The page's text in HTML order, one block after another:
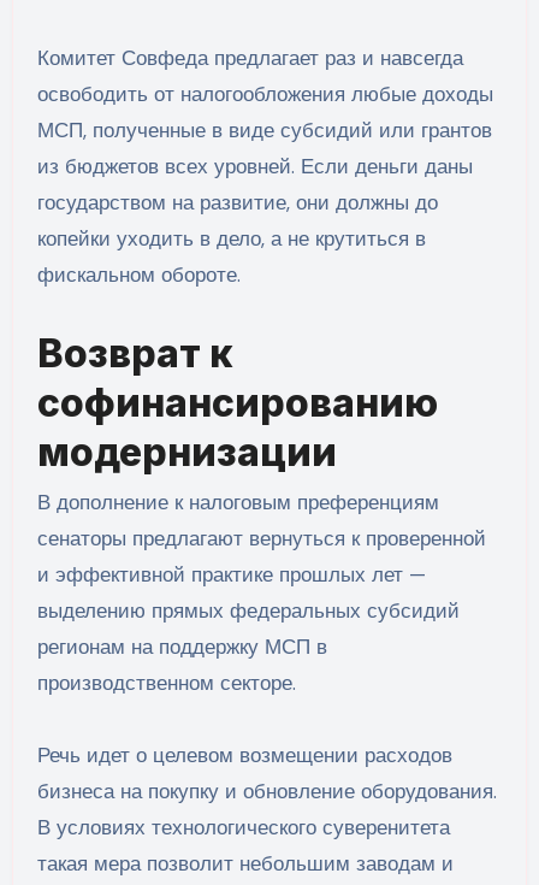
Комитет Совфеда предлагает раз и навсегда
освободить от налогообложения любые доходы
МСП, полученные в виде субсидий или грантов
из бюджетов всех уровней. Если деньги даны
государством на развитие, они должны до
копейки уходить в дело, а не крутиться в
фискальном обороте.
Возврат к
софинансированию
модернизации
В дополнение к налоговым преференциям
сенаторы предлагают вернуться к проверенной
и эффективной практике прошлых лет —
выделению прямых федеральных субсидий
регионам на поддержку МСП в
производственном секторе.
Речь идет о целевом возмещении расходов
бизнеса на покупку и обновление оборудования.
В условиях технологического суверенитета
такая мера позволит небольшим заводам и